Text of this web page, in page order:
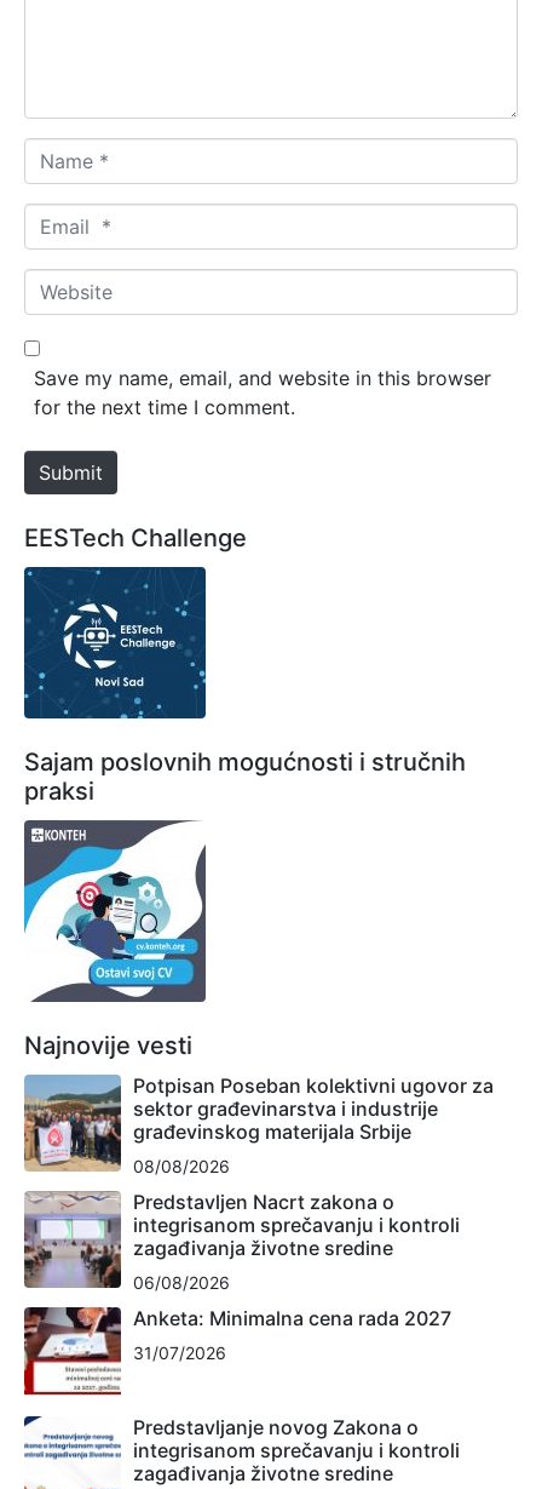
a
m
*
m
a
*
W
e
b
e
Save my name, email, and website in this browser
for the next time I comment.
Submit
EESTech Challenge
Sajam poslovnih mogućnosti i stručnih
praksi
Najnovije vesti
Potpisan Poseban kolektivni ugovor za
sektor građevinarstva i industrije
građevinskog materijala Srbije
08/08/2026
Predstavljen Nacrt zakona o
integrisanom sprečavanju i kontroli
zagađivanja životne sredine
06/08/2026
Anketa: Minimalna cena rada 2027
31/07/2026
Predstavljanje novog Zakona o
integrisanom sprečavanju i kontroli
zagađivanja životne sredine